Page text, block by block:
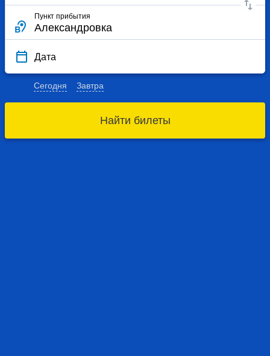
Пункт прибытия
Дата
Сегодня Завтра
Найти билеты